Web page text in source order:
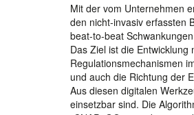
Mit der vom Unternehmen
den nicht-invasiv erfassten
beat-to-beat
Das Ziel ist die
Regulationsmechanismen
und auch die Richtung der
Aus diesen digitalen
einsetzbar sind. Die